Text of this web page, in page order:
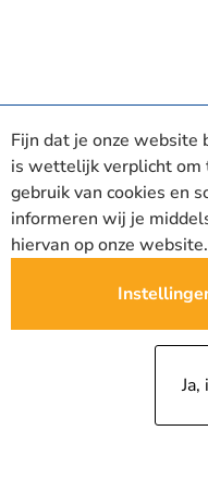
Fijn dat je onze website
is wettelijk verplicht om
gebruik van cookies en
informeren wij je
hiervan op onze website.
Ja,